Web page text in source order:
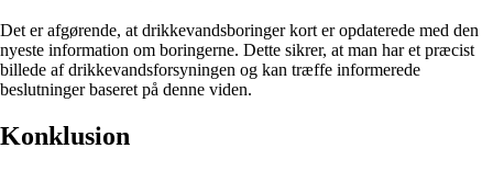
Det er afgørende, at drikkevandsboringer kort er opdaterede med den
nyeste information om boringerne. Dette sikrer, at man har et præcist
billede af drikkevandsforsyningen og kan træffe informerede
beslutninger baseret på denne viden.
Konklusion